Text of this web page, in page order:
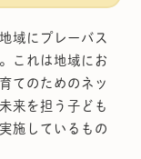
域にプレーバス
これは地域にお
てのためのネッ
来を担う子ども
施しているもの